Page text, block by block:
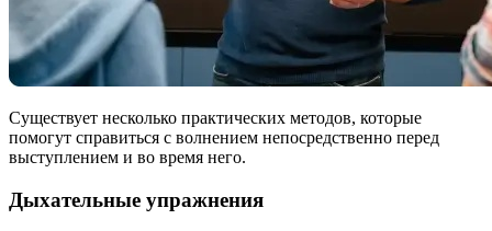
Существует несколько практических методов, которые
помогут справиться с волнением непосредственно перед
выступлением и во время него.
Дыхательные упражнения